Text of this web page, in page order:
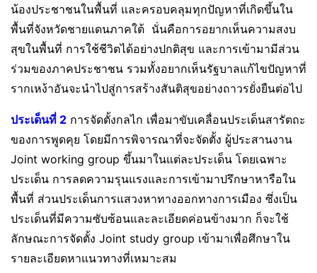
น้องประชาชนในพื้นที่​ และครอบคลุมทุกปัญหาที่เกิดขึ้นใน
พื้นที่จังหวัดชายแดนภาคใต้​ นั่นคือ​การอยากเห็นความสงบ
สุขในพื้นที่​ การใช้ชีวิตได้อย่างปกติสุข​ และการเข้ามามีส่วน
ร่วมของภาคประชาชน​ รวมทั้งอยากเห็นรัฐบาลแก้ไขปัญหาที่
รากเหง้า​อันจะนำไปสู่การสร้างสันติสุขอย่างถาวร​ยั่งยืนต่อไป​
ประเด็นที่​ 2 การจัดตั้งกลไก​ เพื่อมาขับเคลื่อนประเด็นสารัตถะ
ของการพูดคุย​ โดยมีการพิจารณาที่จะจัดตั้ง​ ผู้ประสานงาน
Joint​ working group ขึ้นมาในแต่ละประเด็น​ โดยเฉพาะ​
ประเด็น​ การลดความรุนแรงและการเข้ามาปรึกษาหารือใน
พื้นที่​ ส่วนประเด็นการแสวงหาทางออกทางการเมือง​ ซึ่งเป็น
ประเด็นที่มีความซับซ้อนและละเอียดค่อนข้างมาก​ ก็จะใช้
ลักษณะการจัดตั้ง​ Joint study group​ เข้ามาเพื่อศึกษาใน
รายละเอียดหาแนวทางที่เหมาะสม